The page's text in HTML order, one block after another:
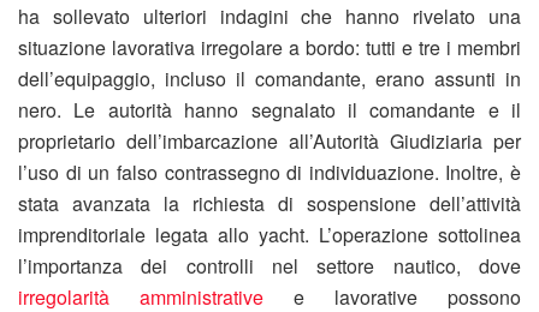
ha sollevato ulteriori indagini che hanno rivelato una
situazione lavorativa irregolare a bordo: tutti e tre i membri
dell’equipaggio, incluso il comandante, erano assunti in
nero. Le autorità hanno segnalato il comandante e il
proprietario dell’imbarcazione all’Autorità Giudiziaria per
l’uso di un falso contrassegno di individuazione. Inoltre, è
stata avanzata la richiesta di sospensione dell’attività
imprenditoriale legata allo yacht. L’operazione sottolinea
l’importanza dei controlli nel settore nautico, dove
irregolarità amministrative e lavorative possono